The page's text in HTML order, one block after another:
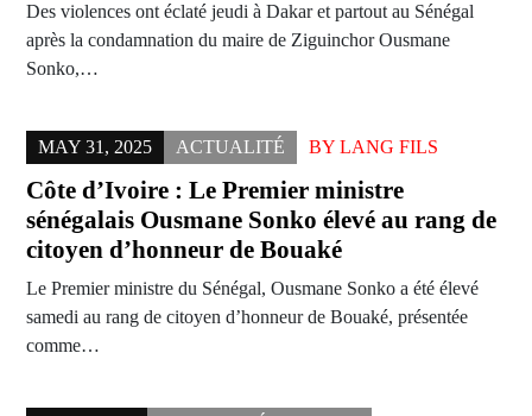
Des violences ont éclaté jeudi à Dakar et partout au Sénégal
après la condamnation du maire de Ziguinchor Ousmane
Sonko,…
MAY 31, 2025 ACTUALITÉ BY LANG FILS
Côte d’Ivoire : Le Premier ministre
sénégalais Ousmane Sonko élevé au rang de
citoyen d’honneur de Bouaké
Le Premier ministre du Sénégal, Ousmane Sonko a été élevé
samedi au rang de citoyen d’honneur de Bouaké, présentée
comme…